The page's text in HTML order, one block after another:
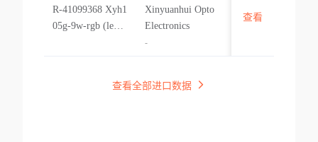
R-41099368 Xyh1
05g-9w-rgb (led L
Xinyuanhui Opto
Electronics
-
中国
查看
查看全部进口数据